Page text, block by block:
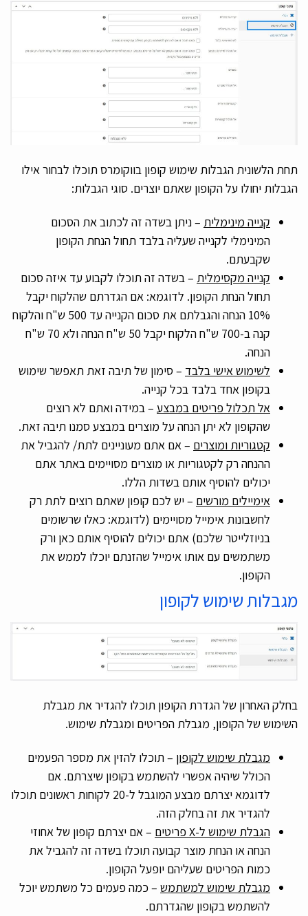
תחת הלשונית הגבלות שימוש קופון בווקומרס תוכלו לבחור אילו
הגבלות יחולו על הקופון שאתם יוצרים. סוגי הגבלות:
קנייה מינימלית – ניתן בשדה זה לכתוב את הסכום
המינימלי לקנייה שעליה בלבד תחול הנחת הקופון
שקבעתם.
קנייה מקסימלית – בשדה זה תוכלו לקבוע עד איזה סכום
תחול הנחת הקופון. לדוגמא: אם הגדרתם שהלקוח יקבל
10% הנחה והגבלתם את סכום הקנייה עד 500 ש"ח והלקוח
קנה ב-700 ש"ח הלקוח יקבל 50 ש"ח הנחה ולא 70 ש"ח
הנחה.
לשימוש אישי בלבד – סימון של תיבה זאת תאפשר שימוש
בקופון אחד בלבד בכל קנייה.
אל תכלול פריטים במבצע – במידה ואתם לא רוצים
שהקופון לא יתן הנחה על מוצרים במבצע סמנו תיבה זאת.
קטגוריות ומוצרים – אם אתם מעוניינים לתת/ להגביל את
ההנחה רק לקטגוריות או מוצרים מסויימים באתר אתם
יכולים להוסיף אותם בשדות הללו.
אימיילים מורשים – יש לכם קופון שאתם רוצים לתת רק
לחשבונות אימייל מסויימים (לדוגמא: כאלו שרשומים
בניוזלייטר שלכם) אתם יכולים להוסיף אותם כאן ורק
משתמשים עם אותו אימייל שהזנתם יוכלו לממש את
הקופון.
מגבלות שימוש לקופון
בחלק האחרון של הגדרת הקופון תוכלו להגדיר את מגבלת
השימוש של הקופון, מגבלת הפריטים ומגבלת שימוש.
מגבלת שימוש לקופון – תוכלו להזין את מספר הפעמים
הכולל שיהיה אפשרי להשתמש בקופון שיצרתם. אם
לדוגמא יצרתם מבצע המוגבל ל-20 לקוחות ראשונים תוכלו
להגדיר את זה בחלק הזה.
הגבלת שימוש ל-X פריטים
– אם יצרתם קופון של אחוזי
הנחה או הנחת מוצר קבועה תוכלו בשדה זה להגביל את
כמות הפריטים שעליהם יופעל הקופון.
מגבלת שימוש למשתמש – כמה פעמים כל משתמש יוכל
להשתמש בקופון שהגדרתם.